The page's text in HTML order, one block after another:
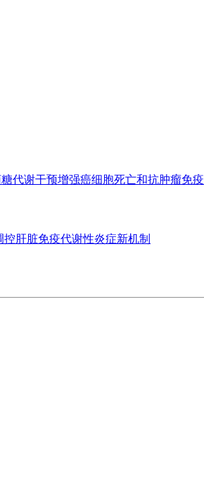
代谢干预增强癌细胞死亡和抗肿瘤免疫
肝脏免疫代谢性炎症新机制